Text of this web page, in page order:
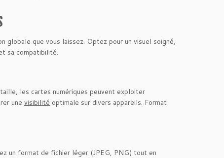
globale que vous laissez. Optez pour un visuel soigné,
sa compatibilité.
les cartes numériques peuvent exploiter
une visibilité optimale sur divers appareils. Format
un format de fichier léger (JPEG, PNG) tout en